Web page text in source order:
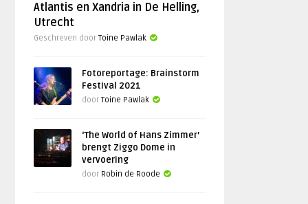
Atlantis en Xandria in De Helling,
Utrecht
Geschreven doorToine Pawlak
Fotoreportage: Brainstorm
Festival 2021
doorToine Pawlak
‘The World of Hans Zimmer’
brengt Ziggo Dome in
vervoering
door Robin de Roode